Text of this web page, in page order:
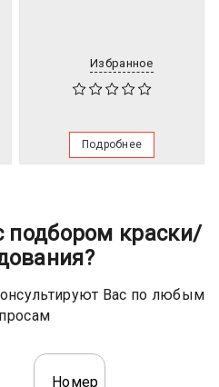
Избранное
Подробнее
краски/
Вас по любым
Номер